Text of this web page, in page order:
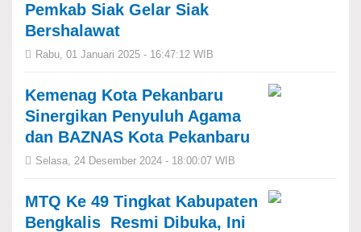
Pemkab Siak Gelar Siak
Bershalawat
Rabu, 01 Januari 2025 - 16:47:12 WIB
Kemenag Kota Pekanbaru
Sinergikan Penyuluh Agama
dan BAZNAS Kota Pekanbaru
Selasa, 24 Desember 2024 - 18:00:07 WIB
MTQ Ke 49 Tingkat Kabupaten
Bengkalis Resmi Dibuka, Ini